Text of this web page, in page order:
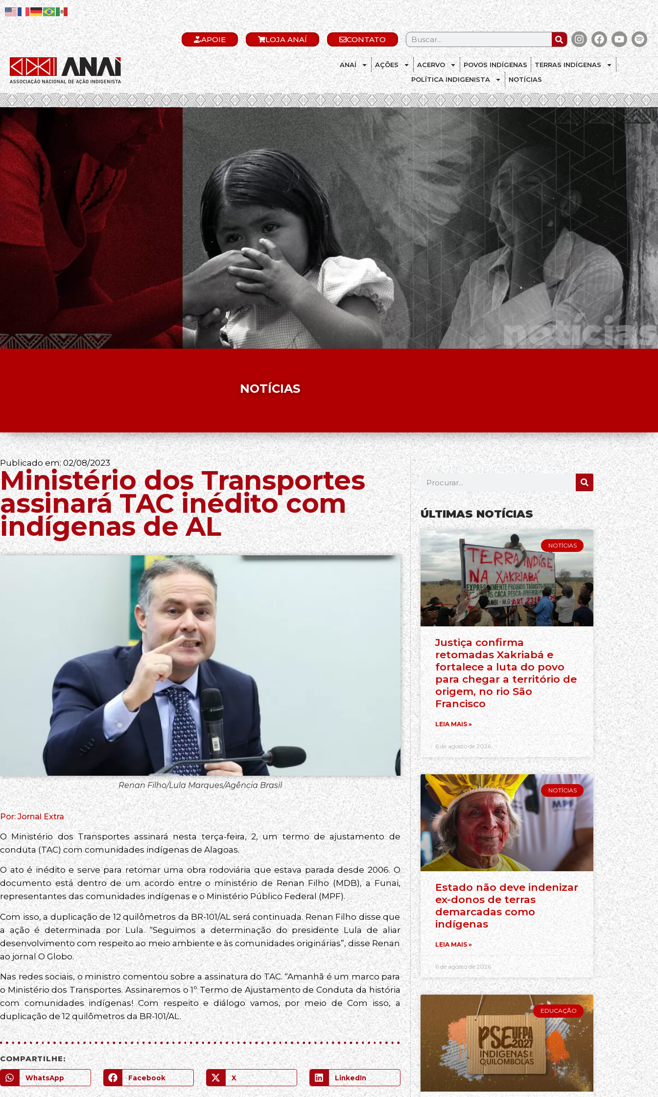
APOIE LOJA ANAÍ CONTATO
ANAÍ AÇÕES ACERVO POVOS INDÍGENAS
TERRAS INDÍGENAS
POLÍTICA INDIGENISTA
NOTÍCIAS
.
NOTÍCIAS
Publicado em:02/08/2023
Ministério dos Transportes
assinará TAC inédito com
indígenas de AL
Renan Filho/Lula Marques/Agência Brasil
Por: Jornal Extra
O Ministério dos Transportes assinará nesta terça-feira, 2, um termo de ajustamento de
conduta (TAC) com comunidades indígenas de Alagoas.
O ato é inédito e serve para retomar uma obra rodoviária que estava parada desde 2006. O
documento está dentro de um acordo entre o ministério de Renan Filho (MDB), a Funai,
representantes das comunidades indígenas e o Ministério Público Federal (MPF).
Com isso, a duplicação de 12 quilômetros da BR-101/AL será continuada. Renan Filho disse que
a ação é determinada por Lula. “Seguimos a determinação do presidente Lula de aliar
desenvolvimento com respeito ao meio ambiente e às comunidades originárias”, disse Renan
ao jornal O Globo.
Nas redes sociais, o ministro comentou sobre a assinatura do TAC. “Amanhã é um marco para
o Ministério dos Transportes. Assinaremos o 1º Termo de Ajustamento de Conduta da história
com comunidades indígenas! Com respeito e diálogo vamos, por meio de Com isso, a
duplicação de 12 quilômetros da BR-101/AL.
COMPARTILHE:
WhatsApp Facebook X LinkedIn
ÚLTIMAS NOTÍCIAS
NOTÍCIAS
Justiça confirma
retomadas Xakriabá e
fortalece a luta do povo
para chegar a território de
origem, no rio São
Francisco
LEIA MAIS »
6 de agosto de 2026
NOTÍCIAS
Estado não deve indenizar
ex-donos de terras
demarcadas como
indígenas
LEIA MAIS »
6 de agosto de 2026
EDUCAÇÃO